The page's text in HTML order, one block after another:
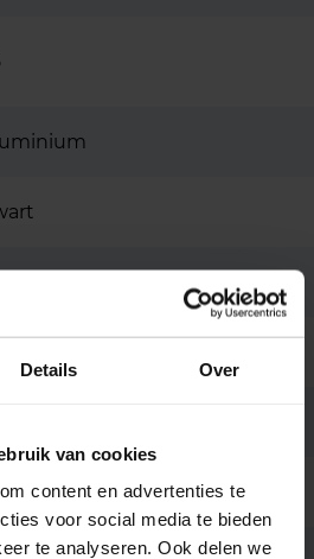
Details Over
van cookies
content en advertenties te
voor social media te bieden
te analyseren. Ook delen we